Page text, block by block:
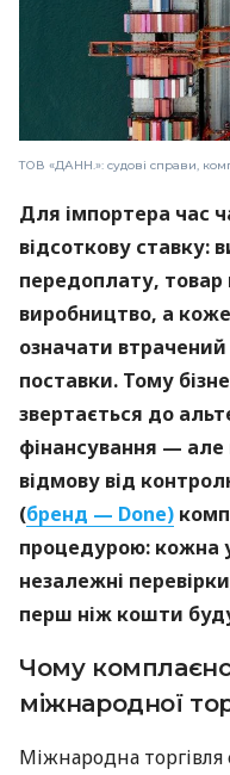
ТОВ «ДАНН.»: судові справи,
Для імпортера час
відсоткову ставку:
передоплату, товар
виробництво, а
означати
поставки. Тому
звертається до
фінансування —
відмову від
(бренд — Done)
процедурою: кожна
незалежні
перш ніж кошти
Чому
міжнародної
Міжнародна